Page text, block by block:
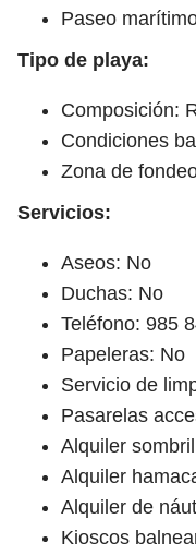
Paseo
Tipo de playa:
Composición:
Condiciones
Zona de
Servicios:
Aseos: No
Duchas: No
Teléfono: 985
Papeleras: No
Servicio de
Pasarelas
Alquiler
Alquiler
Alquiler de
Kioscos